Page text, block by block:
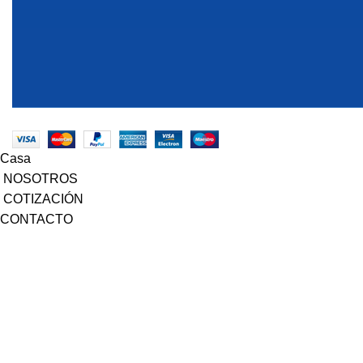
Casa
NOSOTROS
COTIZACIÓN
CONTACTO